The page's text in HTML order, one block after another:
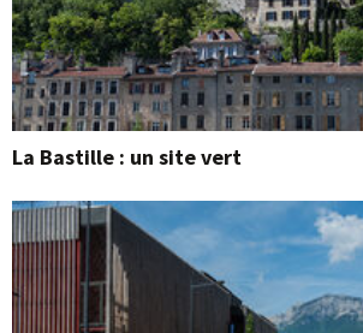
La Bastille : un site vert